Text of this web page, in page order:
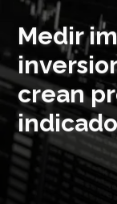
Medir
crean